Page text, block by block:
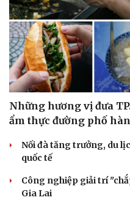
Những hương vị đưa
ẩm thực đường phố
Nối đà tăng trưởng, du
quốc tế
Công nghiệp giải trí
Gia Lai